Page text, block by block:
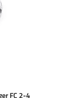
FC 2-4